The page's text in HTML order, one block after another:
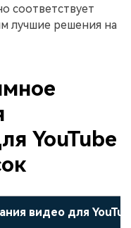
соответствует
лучшие решения на
YouTube
видео для